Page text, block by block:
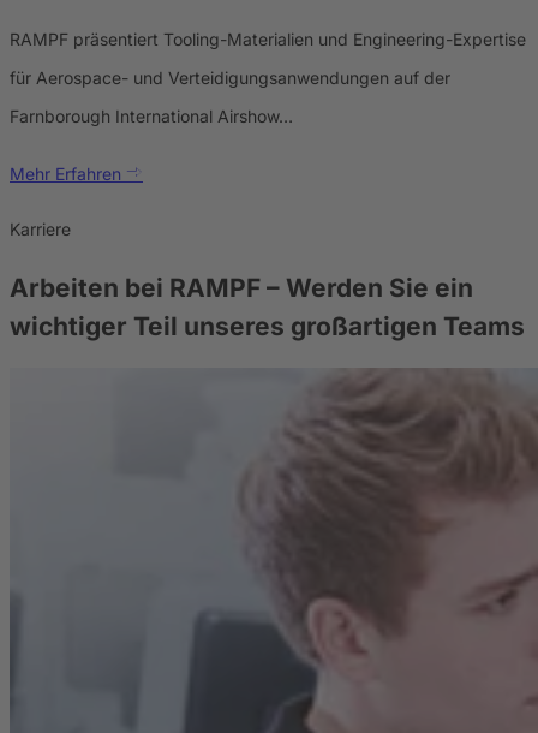
RAMPF präsentiert Tooling-Materialien und Engineering-Expertise
für Aerospace- und Verteidigungsanwendungen auf der
Farnborough International Airshow…
Mehr Erfahren
Karriere
Arbeiten bei RAMPF – Werden Sie ein
wichtiger Teil unseres großartigen Teams